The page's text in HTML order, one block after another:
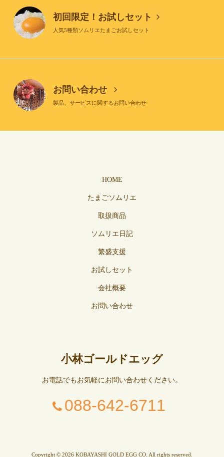
初回限定！お試しセット
人気5種類ソムリエたまごお試しセット
お問い合わせ
製品、サービスに関するお問い合わせ
HOME
たまごソムリエ
取扱商品
ソムリエ日記
繁盛支援
お試しセット
会社概要
お問い合わせ
小林ゴールドエッグ
お電話でもお気軽にお問い合わせください。
088-642-6711
Copyright © 2026 KOBAYASHI GOLD EGG CO. All rights reserved.